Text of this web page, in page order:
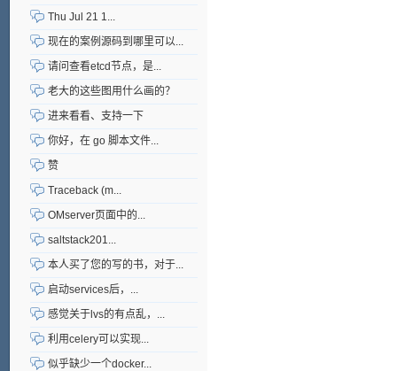
Thu Jul 21 1...
现在的案例源码到哪里可以...
请问查看etcd节点，是...
老大的这些图用什么画的？
进来看看、支持一下
你好，在 go 脚本文件...
赞
Traceback (m...
OMserver页面中的...
saltstack201...
本人买了您的写的书，对于...
启动services后，...
感觉关于lvs的有点乱，...
利用celery可以实现...
似乎缺少一个docker...